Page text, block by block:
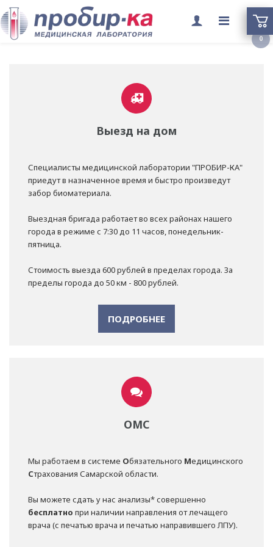
меню
Выезд на дом
Специалисты медицинской лаборатории "ПРОБИР-КА"
приедут в назначенное время и быстро произведут
забор биоматериала.
Выездная бригада работает во всех районах нашего
города в режиме с 7:30 до 11 часов, понедельник-
пятница.
Стоимость выезда 600 рублей в пределах города. За
пределы города до 50 км - 800 рублей.
ПОДРОБНЕЕ
ОМС
Мы работаем в системе Обязательного Медицинского
Страхования Самарской области.
Вы можете сдать у нас анализы* совершенно
бесплатно при наличии направления от лечащего
врача (с печатью врача и печатью направившего ЛПУ).
0